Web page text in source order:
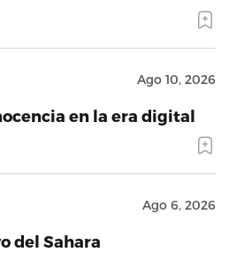
Ago 10, 2026
en la era digital
Ago 6, 2026
del Sahara